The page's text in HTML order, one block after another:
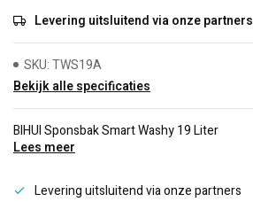
Levering uitsluitend via onze partners
SKU: TWS19A
Bekijk alle specificaties
BIHUI Sponsbak Smart Washy 19 Liter
Lees meer
Levering uitsluitend via onze partners